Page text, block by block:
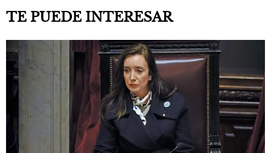
TE PUEDE INTERESAR